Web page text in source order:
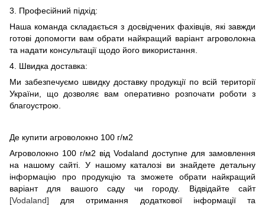
3. Професійний підхід:
Наша команда складається з досвідчених фахівців, які завжди
готові допомогти вам обрати найкращий варіант агроволокна
та надати консультації щодо його використання.
4. Швидка доставка:
Ми забезпечуємо швидку доставку продукції по всій території
України, що дозволяє вам оперативно розпочати роботи з
благоустрою.
Де купити агроволокно 100 г/м2
Агроволокно 100 г/м2 від Vodaland доступне для замовлення
на нашому сайті. У нашому каталозі ви знайдете детальну
інформацію про продукцію та зможете обрати найкращий
варіант для вашого саду чи городу. Відвідайте сайт
[Vodaland] для отримання додаткової інформації та